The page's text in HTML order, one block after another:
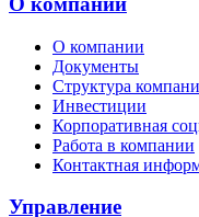
О компании
Документы
Структура
Инвестиции
Корпоративная
Работа в компании
Контактная
Управление